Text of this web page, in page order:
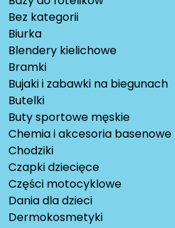
Bez kategorii
Biurka
Blendery kielichowe
Bramki
Bujaki i zabawki na biegunach
Butelki
Buty sportowe męskie
Chemia i akcesoria basenowe
Chodziki
Czapki dziecięce
Części motocyklowe
Dania dla dzieci
Dermokosmetyki